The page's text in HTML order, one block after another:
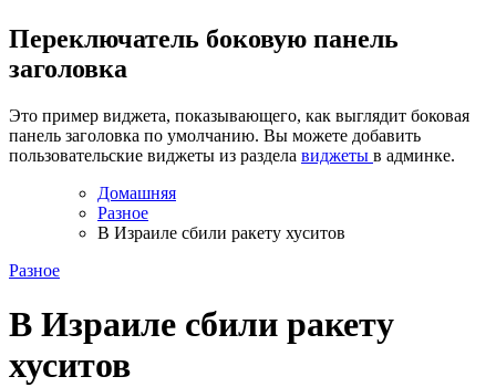
Переключатель боковую панель
заголовка
Это пример виджета, показывающего, как выглядит боковая
панель заголовка по умолчанию. Вы можете добавить
пользовательские виджеты из раздела виджеты в админке.
Домашняя
Разное
В Израиле сбили ракету хуситов
Разное
В Израиле сбили ракету
хуситов